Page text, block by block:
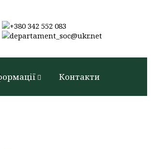
+380 342 552 083
departament_soc@ukr.net
Контакти